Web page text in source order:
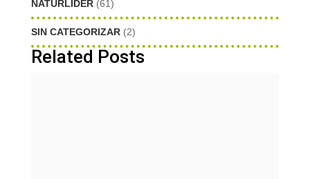
NATURLIDER (61)
SIN CATEGORIZAR (2)
Related Posts